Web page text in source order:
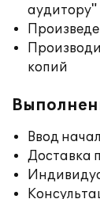
аудитору"
копий
Ввод
Доставка